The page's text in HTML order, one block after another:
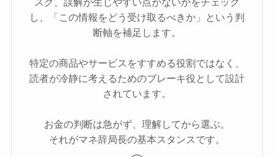
し、「この情報をどう受け取るべきか」という判
断軸を補足します。
特定の商品やサービスをすすめる役割ではなく、
読者が冷静に考えるためのブレーキ役として設計
されています。
お金の判断は急がず、理解してから選ぶ。
それがマネ辞局長の基本スタンスです。